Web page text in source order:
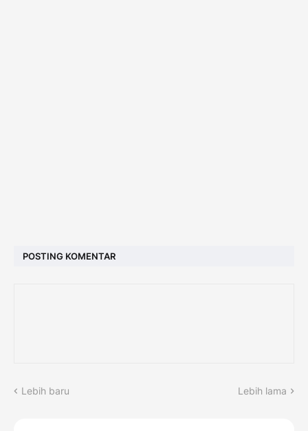
POSTING KOMENTAR
Lebih baru Lebih lama